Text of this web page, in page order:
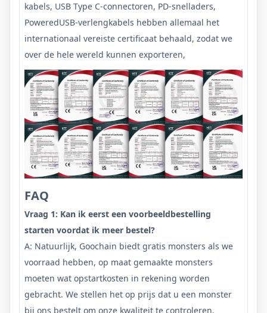
kabels, USB Type C-connectoren, PD-snelladers,
PoweredUSB-verlengkabels hebben allemaal het
internationaal vereiste certificaat behaald, zodat we
over de hele wereld kunnen exporteren,
FAQ
Vraag 1: Kan ik eerst een voorbeeldbestelling
starten voordat ik meer bestel?
A: Natuurlijk, Goochain biedt gratis monsters als we
voorraad hebben, op maat gemaakte monsters
moeten wat opstartkosten in rekening worden
gebracht. We stellen het op prijs dat u een monster
bij ons bestelt om onze kwaliteit te controleren.